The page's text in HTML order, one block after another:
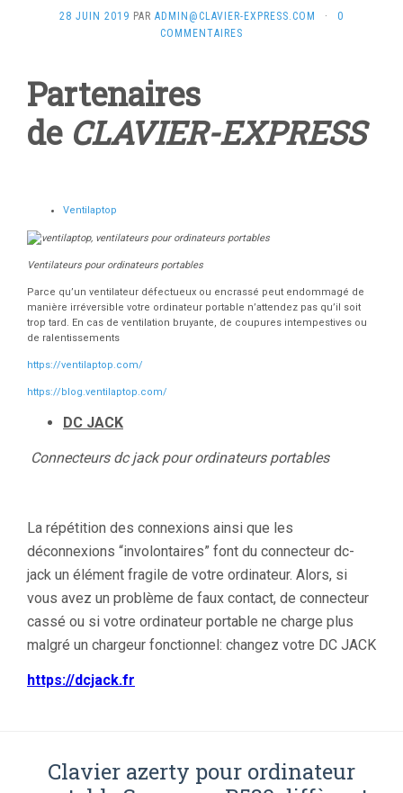
28 JUIN 2019 PAR ADMIN@CLAVIER-EXPRESS.COM ·
0
COMMENTAIRES
Partenaires
de CLAVIER-EXPRESS
Ventilaptop
Ventilateurs pour ordinateurs portables
Parce qu’un ventilateur défectueux ou encrassé peut endommagé de
manière irréversible votre ordinateur portable n’attendez pas qu’il soit
trop tard. En cas de ventilation bruyante, de coupures intempestives ou
de ralentissements
https://ventilaptop.com/
https://blog.ventilaptop.com/
DC JACK
Connecteurs dc jack pour ordinateurs portables
La répétition des connexions ainsi que les
déconnexions “involontaires” font du connecteur dc-
jack un élément fragile de votre ordinateur. Alors, si
vous avez un problème de faux contact, de connecteur
cassé ou si votre ordinateur portable ne charge plus
malgré un chargeur fonctionnel: changez votre DC JACK
https://dcjack.fr
Clavier azerty pour ordinateur